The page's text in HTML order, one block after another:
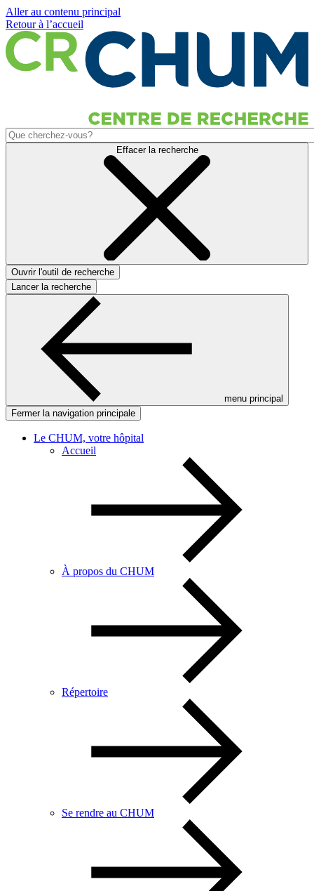
Aller au contenu principal
Retour à l’accueil
Effacer la recherche
Ouvrir l'outil de recherche
Lancer la recherche
menu principal
Fermer la navigation principale
Le CHUM, votre hôpital
Accueil
À propos du CHUM
Répertoire
Se rendre au CHUM